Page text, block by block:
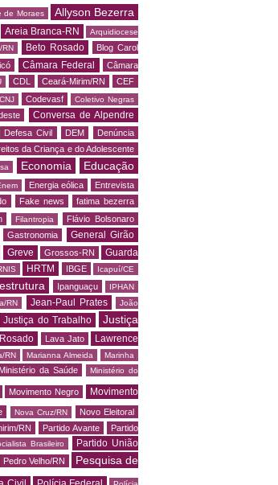
de Moraes
Allyson Bezerra
Areia Branca-RN
Arquidiocese
RN Beto Rosado
Blog Carol
Câmara Federal
Câmara
CDL Ceará-Mirim/RN CEF
CNJ Codevasf Coletivo Negras
Conversa de Alpendre
Defesa Civil DEM Denúncia
da Criança e do Adolescente
Economia Educação
Energia eólica Entrevista
Fake news fatima bezerra
Filantropia Flávio Bolsonaro
Gastronomia General Girão
Greve Grossos-RN
Guarda
HRTM IBGE Icapuí/CE
Ipanguaçu IPHAN
RN Jean-Paul Prates
João
Justiça do Trabalho
Justiça
Lava Jato
Lawrence
RN Marianna Almeida Marinha
Ministério da Saúde Ministério do
Movimento Negro
Movimento
Nova Cruz/RN Novo Eleitoral
RN Partido Avante
Partido
Brasileiro
Partido União
Pedro Velho/RN
Pesquisa de